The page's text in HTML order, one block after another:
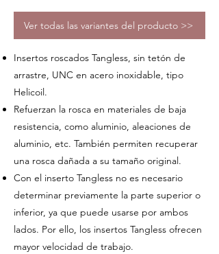
Ver todas las variantes del producto >>
Insertos roscados Tangless, sin tetón de
arrastre, UNC en acero inoxidable, tipo
Helicoil.
Refuerzan la rosca en materiales de baja
resistencia, como aluminio, aleaciones de
aluminio, etc. También permiten recuperar
una rosca dañada a su tamaño original.
Con el inserto Tangless no es necesario
determinar previamente la parte superior o
inferior, ya que puede usarse por ambos
lados. Por ello, los insertos Tangless ofrecen
mayor velocidad de trabajo.